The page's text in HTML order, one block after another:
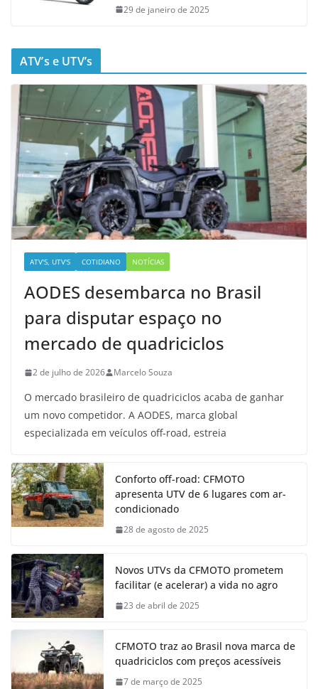
29 de janeiro de 2025
ATV’s e UTV’s
ATV'S, UTV'S COTIDIANO NOTÍCIAS
AODES desembarca no Brasil
para disputar espaço no
mercado de quadriciclos
2 de julho de 2026 Marcelo Souza
O mercado brasileiro de quadriciclos acaba de ganhar
um novo competidor. A AODES, marca global
especializada em veículos off-road, estreia
Conforto off-road: CFMOTO
apresenta UTV de 6 lugares com ar-
condicionado
28 de agosto de 2025
Novos UTVs da CFMOTO prometem
facilitar (e acelerar) a vida no agro
23 de abril de 2025
CFMOTO traz ao Brasil nova marca de
quadriciclos com preços acessíveis
7 de março de 2025